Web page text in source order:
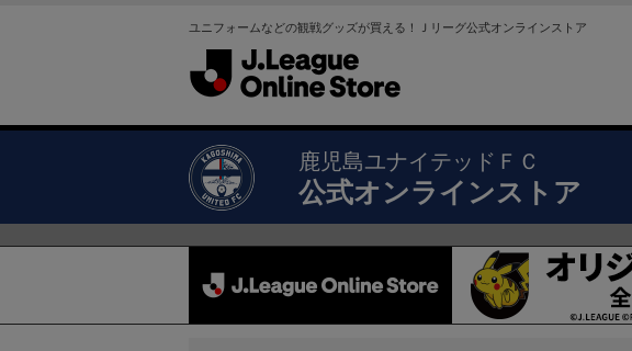
ユニフォームなどの観戦グッズが買える！Ｊリーグ公式オンラインストア
鹿児島ユナイテッドＦＣ
公式オンラインストア